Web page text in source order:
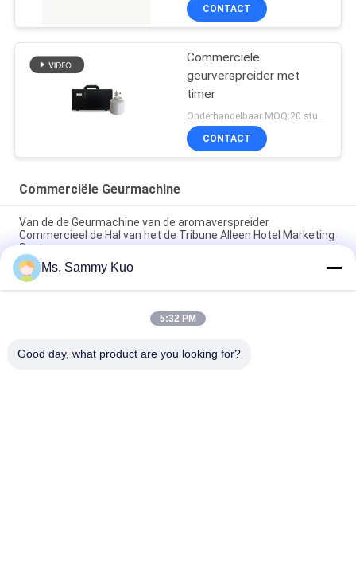
CONTACT
Commerciële
geurverspreider met
timer
CONTACT
Commerciële Geurmachine
Van de de Geurmachine van de aromaverspreider
Commercieel de Hal van het de Tribune Alleen Hotel Marketing
Systeem
150ml ingebouwde micro-controller Kleine Commerciële de
Geurmachine van het grootte Luxueuze ontwerp HVAC
220V zilveren Aluminium 1000 van de het hotelhal van m2
Ms. Sammy Kuo
5:32 PM
Good day, what product are you looking for?